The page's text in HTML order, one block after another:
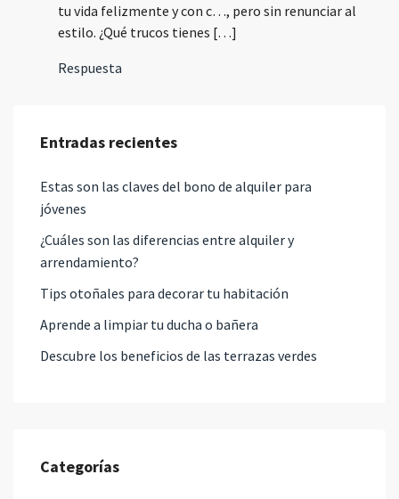
tu vida felizmente y con c…, pero sin renunciar al
estilo. ¿Qué trucos tienes […]
Respuesta
Entradas recientes
Estas son las claves del bono de alquiler para
jóvenes
¿Cuáles son las diferencias entre alquiler y
arrendamiento?
Tips otoñales para decorar tu habitación
Aprende a limpiar tu ducha o bañera
Descubre los beneficios de las terrazas verdes
Categorías